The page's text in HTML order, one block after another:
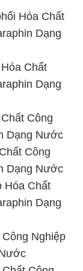
Hóa Chất
Dạng
Chất
Dạng
Công
Dạng Nước
Công
Dạng Nước
Hóa Chất
Dạng
Nghiệp